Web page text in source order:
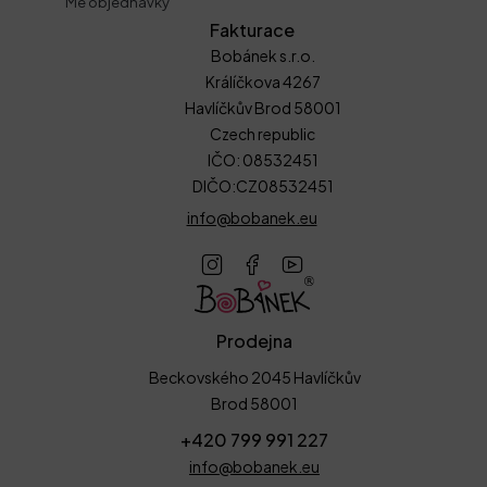
Prodejna
Beckovského 2045 Havlíčkův
Brod 58001
+420 799 991 227
info@bobanek.eu
Fakturace
Bobánek s.r.o.
Králíčkova 4267
Havlíčkův Brod 58001
Czech republic
IČO: 08532451
DIČO:CZ08532451
info@bobanek.eu